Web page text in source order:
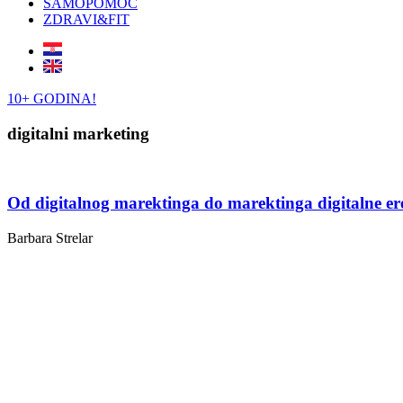
SAMOPOMOĆ
ZDRAVI&FIT
10+ GODINA!
digitalni marketing
Od digitalnog marektinga do marektinga digitalne
Barbara Strelar